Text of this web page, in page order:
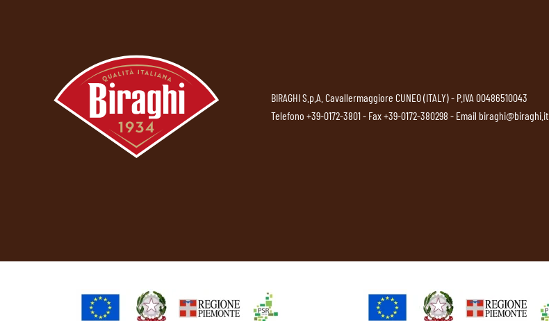
BIRAGHI S.p.A. Cavallermaggiore CUNEO (ITALY) - P.IVA 00486510043
Telefono +39-0172-3801- Fax +39-0172-380298 - Email biraghi@biraghi.it